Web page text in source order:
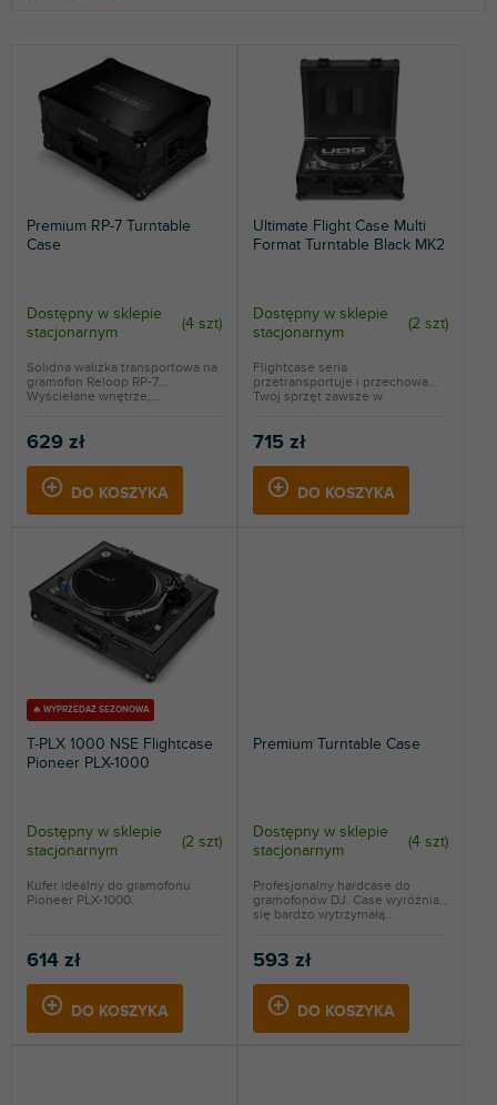
NAJDROŻSZE
NAJCZĘŚCIEJ SPRZEDAWANE
ALFABETYCZNIE
Premium RP-7 Turntable
Case
Dostępny w sklepie
stacjonarnym
(4 szt)
629 zł
DO KOSZYKA
Solidna walizka transportowa na
gramofon Reloop RP-7.
Wyściełane wnętrze,...
Ultimate Flight Case Multi
Format Turntable Black MK2
Dostępny w sklepie
stacjonarnym
(2 szt)
715 zł
DO KOSZYKA
Flightcase seria
przetransportuje i przechowa
Twój sprzęt zawsze w
🔥 WYPRZEDAŻ SEZONOWA
T-PLX 1000 NSE Flightcase
Pioneer PLX-1000
Dostępny w sklepie
stacjonarnym
(2 szt)
614 zł
DO KOSZYKA
Kufer idealny do gramofonu
Pioneer PLX-1000.
Premium Turntable Case
Dostępny w sklepie
stacjonarnym
(4 szt)
593 zł
DO KOSZYKA
Profesjonalny hardcase do
gramofonów DJ. Case wyróżnia
się bardzo wytrzymałą...